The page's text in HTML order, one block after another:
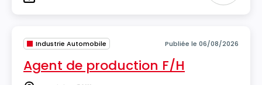
Type
Industrie Automobile Publiée le 06/08/2026
Agent de production F/H